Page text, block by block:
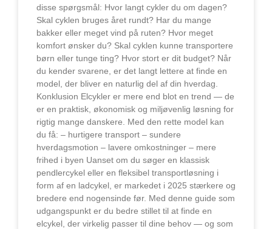
disse spørgsmål: Hvor langt cykler du om dagen?
Skal cyklen bruges året rundt? Har du mange
bakker eller meget vind på ruten? Hvor meget
komfort ønsker du? Skal cyklen kunne transportere
børn eller tunge ting? Hvor stort er dit budget? Når
du kender svarene, er det langt lettere at finde en
model, der bliver en naturlig del af din hverdag.
Konklusion Elcykler er mere end blot en trend — de
er en praktisk, økonomisk og miljøvenlig løsning for
rigtig mange danskere. Med den rette model kan
du få: – hurtigere transport – sundere
hverdagsmotion – lavere omkostninger – mere
frihed i byen Uanset om du søger en klassisk
pendlercykel eller en fleksibel transportløsning i
form af en ladcykel, er markedet i 2025 stærkere og
bredere end nogensinde før. Med denne guide som
udgangspunkt er du bedre stillet til at finde en
elcykel, der virkelig passer til dine behov — og som